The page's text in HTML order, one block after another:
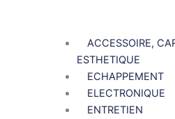
ACCESSOIRE,
ESTHETIQUE
ECHAPPEMENT
ELECTRONIQUE
ENTRETIEN